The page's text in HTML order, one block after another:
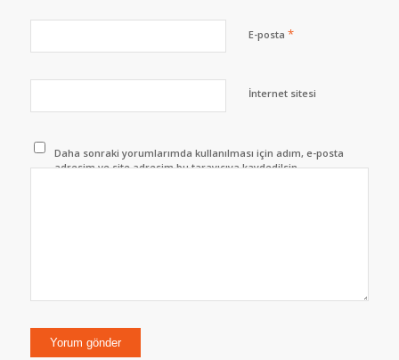
E-posta *
İnternet sitesi
Daha sonraki yorumlarımda kullanılması için adım, e-posta
adresim ve site adresim bu tarayıcıya kaydedilsin.